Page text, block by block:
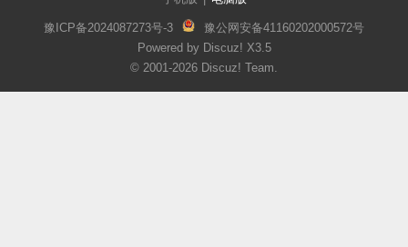
豫ICP备2024087273号-3
豫公网安备41160202000572号
Powered by Discuz! X3.5
© 2001-2026 Discuz! Team.